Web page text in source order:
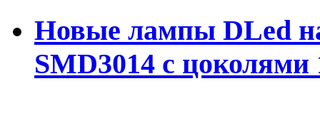
Новые лампы DLed
SMD3014 с цоколями